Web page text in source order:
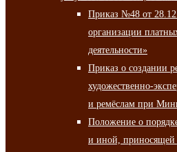
Приказ №48 от
организации
деятельности»
Приказ о создании
художественно-
и ремёслам при
Положение о
и иной, приносящей